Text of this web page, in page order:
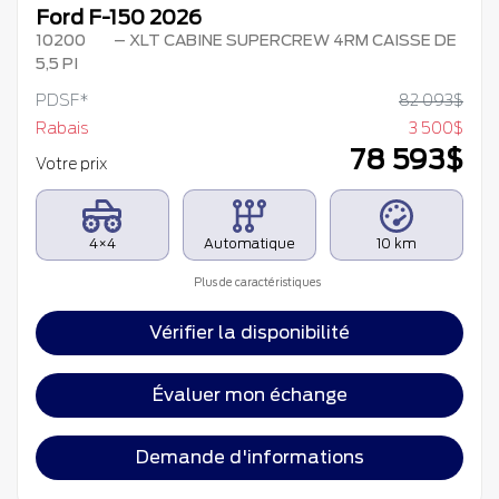
Ford F-150 2026
10200
– XLT CABINE SUPERCREW 4RM CAISSE DE
5,5 PI
PDSF* 82 093$
Rabais
3 500$
Votre prix
78 593$
4×4 Automatique 10 km
Plus de caractéristiques
Vérifier la disponibilité
Évaluer mon échange
Demande d'informations